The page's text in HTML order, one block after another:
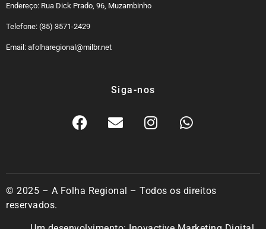
Endereço: Rua Dick Prado, 96, Muzambinho
Telefone: (35) 3571-2429
Email: afolharegional@milbr.net
Siga-nos
© 2025 – A Folha Regional – Todos os direitos
reservados.